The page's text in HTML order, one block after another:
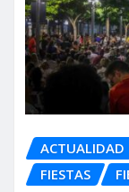
ACTUALIDAD
FIESTAS